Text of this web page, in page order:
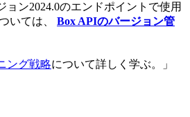
ョン2024.0のエンドポイントで使用
いては、 Box APIのバージョン管
ング戦略について詳しく学ぶ。」